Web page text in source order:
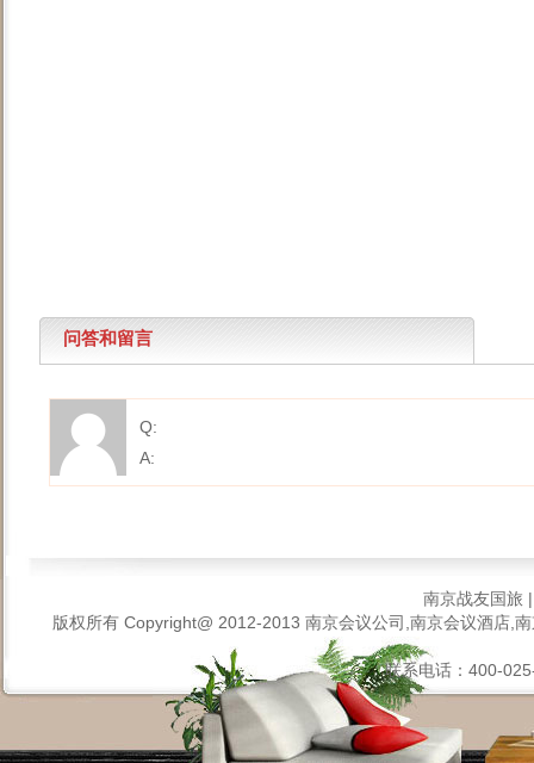
问答和留言
Q:
A:
南京战友国旅
版权所有 Copyright@ 2012-2013 南京会议公司,南京会议酒店,
联系电话：400-